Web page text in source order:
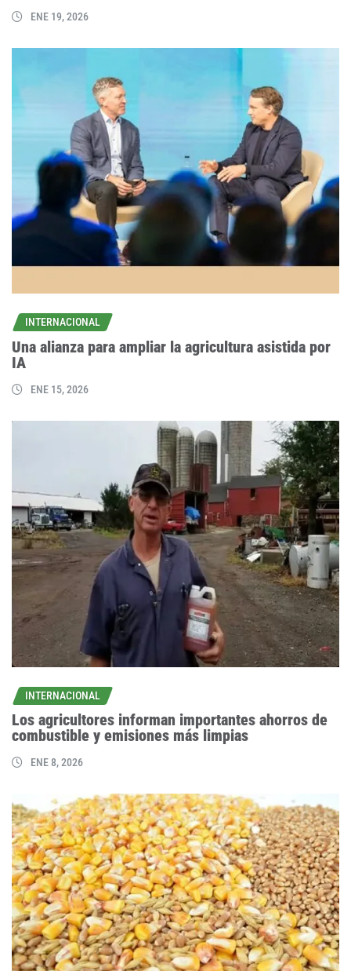
ENE 19, 2026
INTERNACIONAL
Una alianza para ampliar la agricultura asistida por
IA
ENE 15, 2026
INTERNACIONAL
Los agricultores informan importantes ahorros de
combustible y emisiones más limpias
ENE 8, 2026